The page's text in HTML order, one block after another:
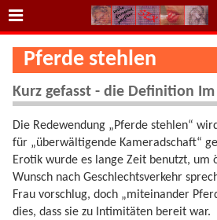
Pferde stehlen
Kurz gefasst - die Definition Im
Die Redewendung „Pferde stehlen“
für „überwältigende Kameradschaft“
Erotik wurde es lange Zeit benutzt, um
Wunsch nach Geschlechtsverkehr
Frau vorschlug, doch „miteinander
dies, dass sie zu Intimitäten bereit war.